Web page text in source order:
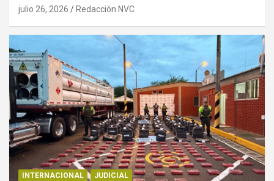
julio 26, 2026 Redacción NVC
INTERNACIONAL JUDICIAL